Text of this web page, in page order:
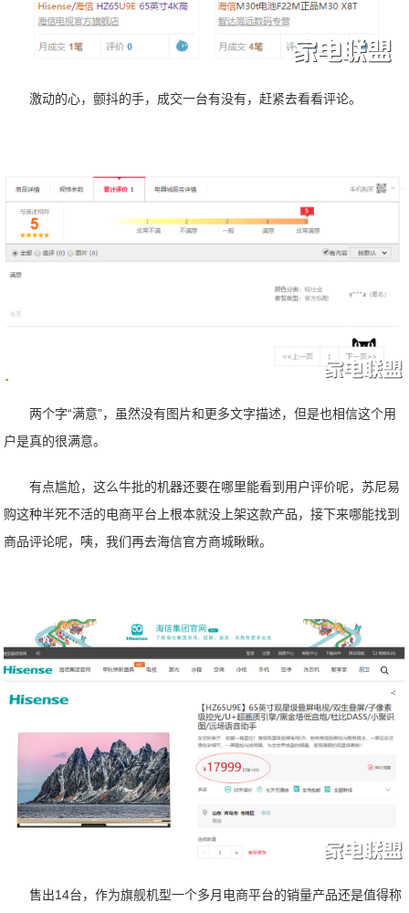
激动的心，颤抖的手，成交一台有没有，赶紧去看看评论。
两个字“满意”，虽然没有图片和更多文字描述，但是也相信这个用
户是真的很满意。
有点尴尬，这么牛批的机器还要在哪里能看到用户评价呢，苏尼易
购这种半死不活的电商平台上根本就没上架这款产品，接下来哪能找到
商品评论呢，咦，我们再去海信官方商城瞅瞅。
售出14台，作为旗舰机型一个多月电商平台的销量产品还是值得称